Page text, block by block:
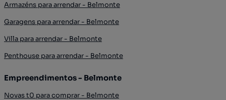
Armazéns para arrendar - Belmonte
Garagens para arrendar - Belmonte
Villa para arrendar - Belmonte
Penthouse para arrendar - Belmonte
Empreendimentos - Belmonte
Novas t0 para comprar - Belmonte